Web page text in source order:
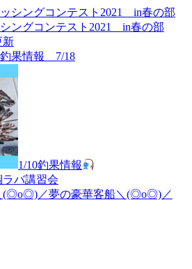
ングコンテスト2021 in春の部
新
釣果情報 7/18
1/10釣果情報
ラバ講習会
夢の豪華客船＼(◎o◎)／